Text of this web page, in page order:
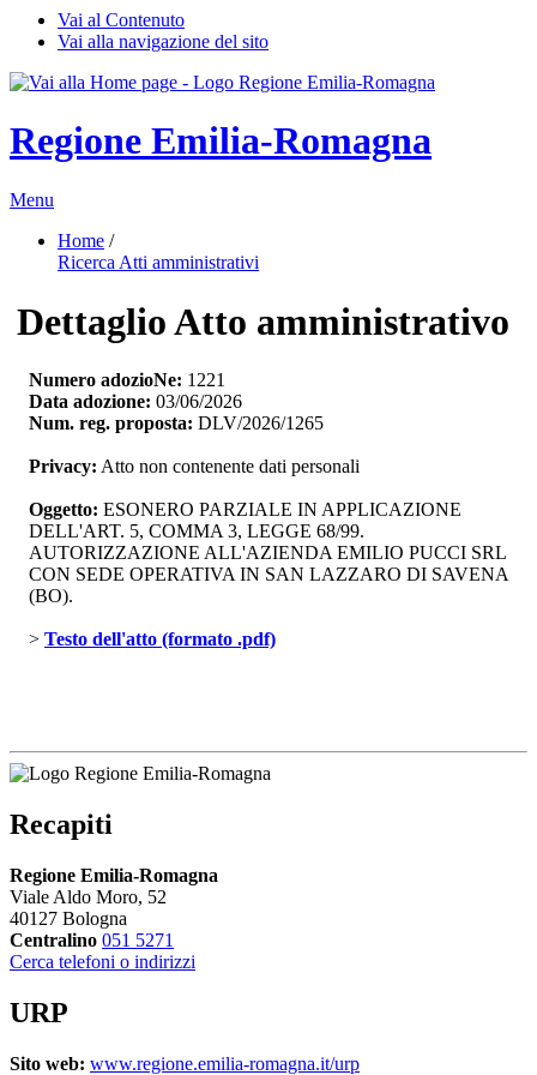
Vai al Contenuto
Vai alla navigazione del sito
Regione Emilia-Romagna
Menu
Home /
Ricerca Atti amministrativi
Dettaglio Atto amministrativo
Numero adozioNe: 1221
Data adozione: 03/06/2026
Num. reg. proposta: DLV/2026/1265
Privacy: Atto non contenente dati personali
Oggetto: ESONERO PARZIALE IN APPLICAZIONE
DELL'ART. 5, COMMA 3, LEGGE 68/99.
AUTORIZZAZIONE ALL'AZIENDA EMILIO PUCCI SRL
CON SEDE OPERATIVA IN SAN LAZZARO DI SAVENA
(BO).
> Testo dell'atto (formato .pdf)
Recapiti
Regione Emilia-Romagna
Viale Aldo Moro, 52
40127 Bologna
Centralino 051 5271
Cerca telefoni o indirizzi
URP
Sito web: www.regione.emilia-romagna.it/urp